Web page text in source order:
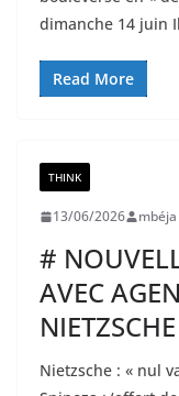
dimanche 14 juin
Read More
THINK
13/06/2026 mbéja
#
AVEC
Nietzsche : « nul